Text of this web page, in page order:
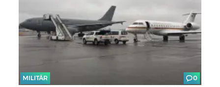
MILITÄR 0